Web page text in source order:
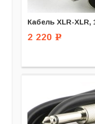
Кабель XLR-XLR,
2 220 Р